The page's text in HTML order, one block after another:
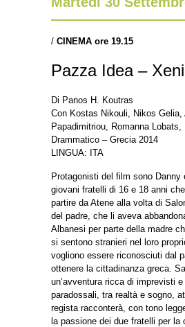
/ CINEMA ore 19.15
Pazza Idea –
Di Panos H. Koutras
Con Kostas Nikouli, Nikos Gelia,
Papadimitriou, Romanna
Drammatico – Grecia 2014
LINGUA: ITA
Protagonisti del film sono Danny
giovani fratelli di 16 e 18 anni
partire da Atene alla volta di
del padre, che li aveva
Albanesi per parte della madre
si sentono stranieri nel loro
vogliono essere riconosciuti dal
ottenere la cittadinanza greca.
un’avventura ricca di imprevisti
paradossali, tra realtà e sogno,
regista racconterà, con tono
la passione dei due fratelli per la